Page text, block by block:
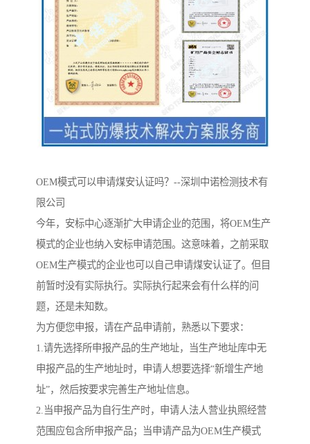
OEM模式可以申请煤安认证吗？--深圳中诺检测技术有
限公司
今年，安标中心逐渐扩大申请企业的范围，将OEM生产
模式的企业也纳入安标申请范围。这意味着，之前采取
OEM生产模式的企业也可以自己申请煤安认证了。但目
前暂时没有实际执行。实际执行起来会有什么样的问
题，还是未知数。
为方便您申报，请在产品申请前，熟悉以下要求：
1.请先选择所申报产品的生产地址，当生产地址库中无
申报产品的生产地址时，申请人想要选择“新增生产地
址”，然后按要求完善生产地址信息。
2.当申报产品为自行生产时，申请人法人营业执照经营
范围应包含所申报产品；当申请产品为OEM生产模式